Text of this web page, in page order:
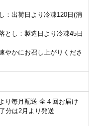
：出荷日より冷凍120日(消
とし：製造日より冷凍45日
やかにお召し上がりくださ
り毎月配送 全４回お届け
分は2月より発送